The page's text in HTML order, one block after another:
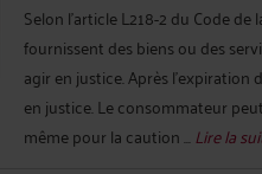
Selon l’article L218-2 du Code
fournissent des biens ou des
agir en justice. Après
en justice. Le consommateur
même pour la caution ...Lire la